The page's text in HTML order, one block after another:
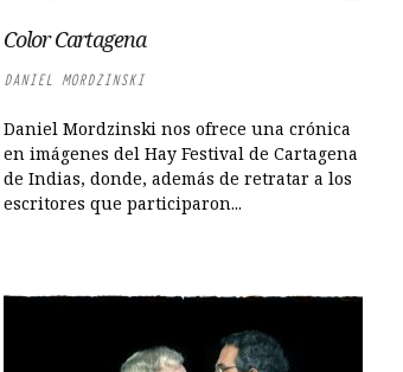
Color Cartagena
DANIEL MORDZINSKI
Daniel Mordzinski nos ofrece una crónica
en imágenes del Hay Festival de Cartagena
de Indias, donde, además de retratar a los
escritores que participaron...